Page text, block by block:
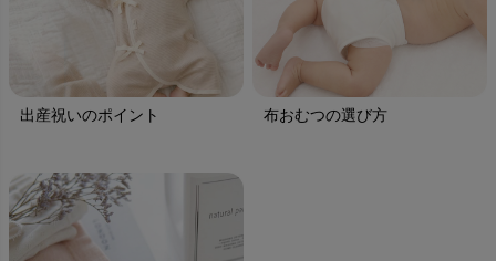
出産祝いのポイント 布おむつの選び方